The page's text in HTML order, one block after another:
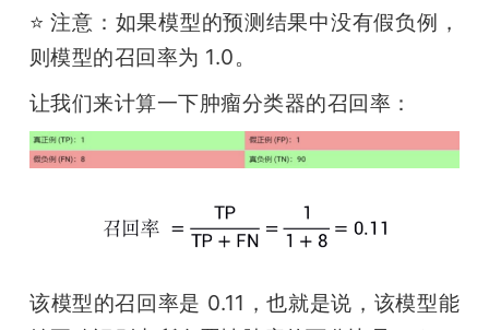
⭐️ 注意：如果模型的预测结果中没有假负例，
则模型的召回率为 1.0。
让我们来计算一下肿瘤分类器的召回率：
该模型的召回率是 0.11，也就是说，该模型能